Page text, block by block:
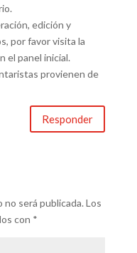
edición y
por favor visita la
el panel inicial.
provienen de
Responder
será publicada. Los
con *